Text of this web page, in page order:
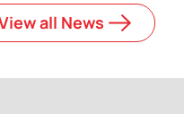
all News